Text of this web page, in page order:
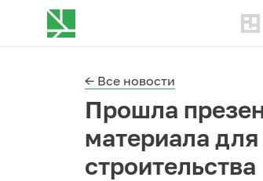
← Все новости
Прошла
материала
строительства